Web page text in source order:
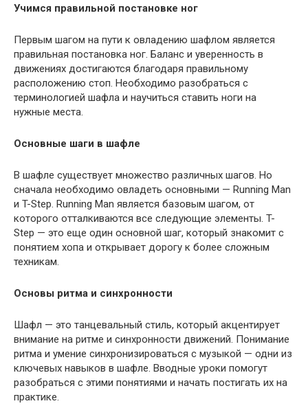
Учимся правильной постановке ног
Первым шагом на пути к овладению шафлом является
правильная постановка ног. Баланс и уверенность в
движениях достигаются благодаря правильному
расположению стоп. Необходимо разобраться с
терминологией шафла и научиться ставить ноги на
нужные места.
Основные шаги в шафле
В шафле существует множество различных шагов. Но
сначала необходимо овладеть основными — Running Man
и T-Step. Running Man является базовым шагом, от
которого отталкиваются все следующие элементы. T-
Step — это еще один основной шаг, который знакомит с
понятием хопа и открывает дорогу к более сложным
техникам.
Основы ритма и синхронности
Шафл — это танцевальный стиль, который акцентирует
внимание на ритме и синхронности движений. Понимание
ритма и умение синхронизироваться с музыкой — одни из
ключевых навыков в шафле. Вводные уроки помогут
разобраться с этими понятиями и начать постигать их на
практике.